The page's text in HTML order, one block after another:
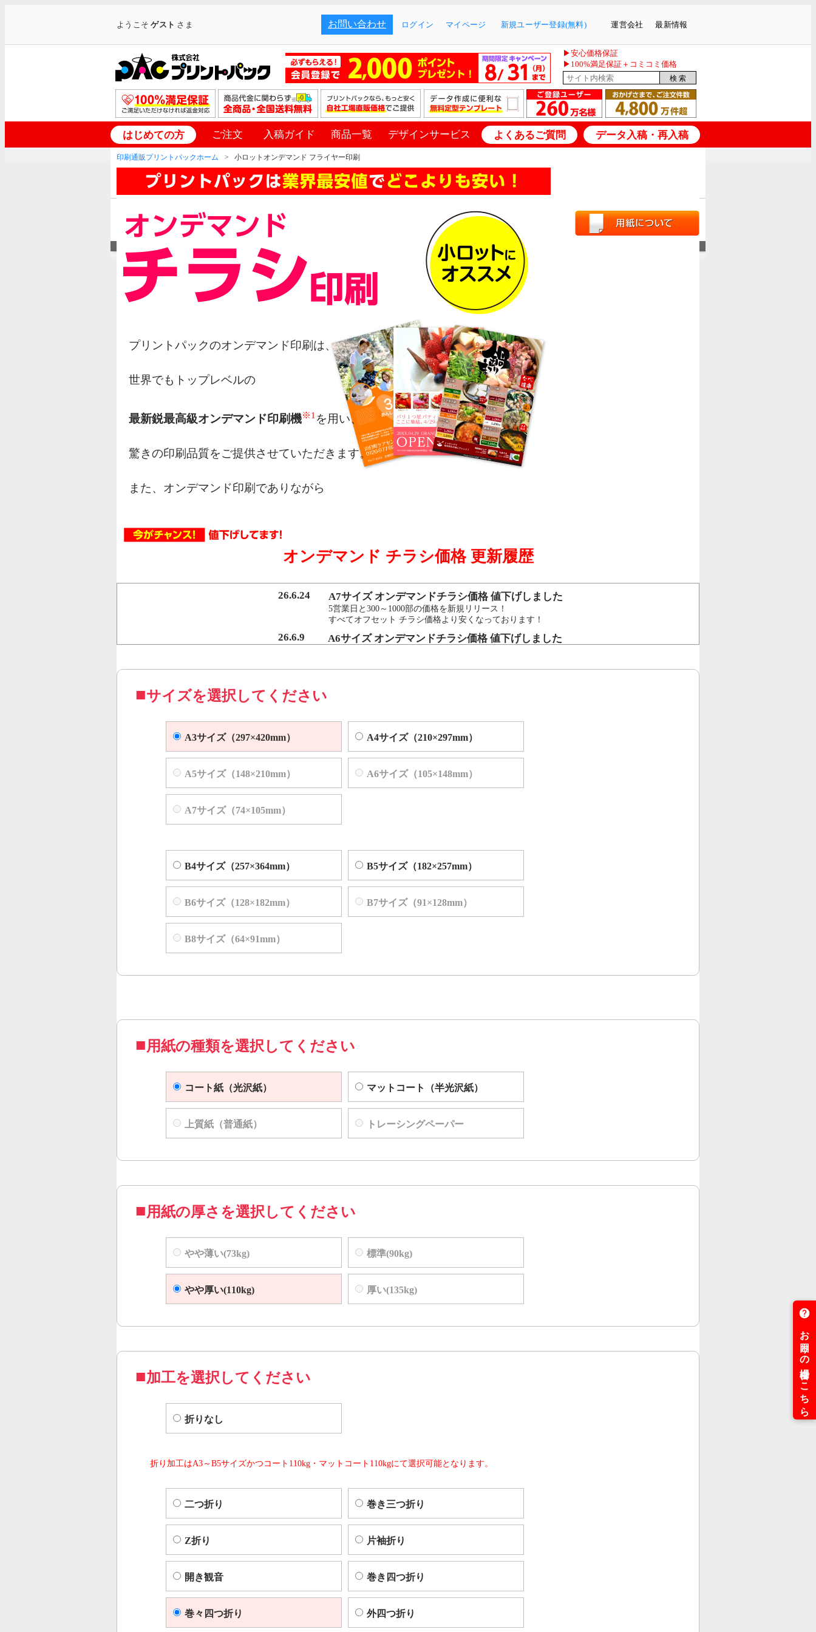
ようこそゲスト さま お問い合わせ ログイン マイページ 新規ユーザー登録(無料) 運営会社 最新情報
▶安心価格保証
▶100%満足保証＋コミコミ価格
はじめての方 ご注文 入稿ガイド 商品一覧 デザインサービス よくあるご質問 データ入稿・再入稿
印刷通販プリントパックホーム 小ロットオンデマンド フライヤー印刷
プリントパックのオンデマンド印刷は、
世界でもトップレベルの
最新鋭最高級オンデマンド印刷機※1 を用い、
驚きの印刷品質をご提供させていただきます。
また、オンデマンド印刷でありながら
行うことで、従来のオンデマンド印刷機よりも
オフセット印刷に近い品質を実現いたしました。
コピー機やレーザープリンター等によくある色ムラや汚れを、発生する前に検出し自動的に修正する技術。
オンデマンド チラシ価格 更新履歴
26.6.24 A7サイズ オンデマンドチラシ価格 値下げしました
5営業日と300～1000部の価格を新規リリース！
すべてオフセット チラシ価格より安くなっております！
26.6.9 A6サイズ オンデマンドチラシ価格 値下げしました
サイズを選択してください
A3サイズ（297×420mm） A4サイズ（210×297mm）
A5サイズ（148×210mm） A6サイズ（105×148mm）
A7サイズ（74×105mm）
B4サイズ（257×364mm） B5サイズ（182×257mm）
B6サイズ（128×182mm） B7サイズ（91×128mm）
B8サイズ（64×91mm）
用紙の種類を選択してください
コート紙（光沢紙） マットコート（半光沢紙）
上質紙（普通紙） トレーシングペーパー
用紙の厚さを選択してください
やや薄い(73kg) 標準(90kg)
やや厚い(110kg) 厚い(135kg)
加工を選択してください
折りなし
折り加工はA3～B5サイズかつコート110kg・マットコート110kgにて選択可能となります。
二つ折り 巻き三つ折り
Z折り 片袖折り
開き観音 巻き四つ折り
巻々四つ折り 外四つ折り